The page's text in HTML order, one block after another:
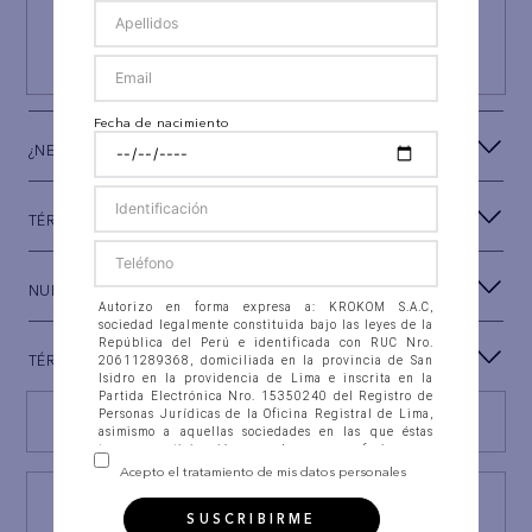
Y RECIBE UN REGALO ESPECIAL
SUSCRIBIRSE
¿NECESITAS AYUDA?
TÉRMINOS Y CONDICIONES
NUESTRA MARCA
TÉRMINOS LEGALES
Encuentra tu tienda
Consulta estado Reclamación
Fecha de nacimiento
Autorizo en forma expresa a: KROKOM S.A.C,
sociedad legalmente constituida bajo las leyes de la
República del Perú e identificada con RUC Nro.
20611289368, domiciliada en la provincia de San
Isidro en la providencia de Lima e inscrita en la
Partida Electrónica Nro. 15350240 del Registro de
Personas Jurídicas de la Oficina Registral de Lima,
asimismo a aquellas sociedades en las que éstas
tengan participación, con las que se fusionen o
integren (en adelante “la Compañía”), para que
automatizados, así como en ficheros físicos, accedan,
intercambien, consulten, soliciten, suministren,
Acepto el tratamiento de mis datos personales
SUSCRIBIRME